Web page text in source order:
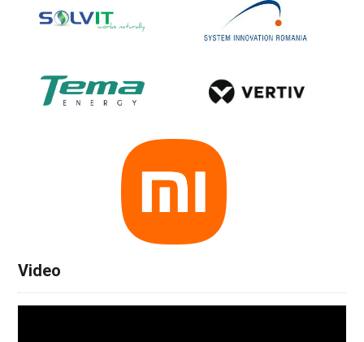
Video